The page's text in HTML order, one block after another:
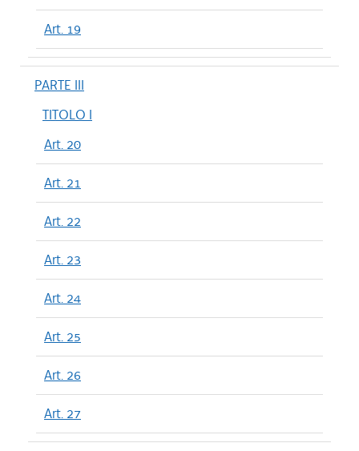
Art. 19
PARTE III
TITOLO I
Art. 20
Art. 21
Art. 22
Art. 23
Art. 24
Art. 25
Art. 26
Art. 27